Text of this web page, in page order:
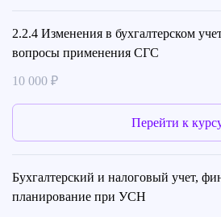
2.2.4 Изменения в бухгалтерском
вопросы применения СГС
10 000 ₽
Перейти к
Бухгалтерский и налоговый учет,
планирование при УСН